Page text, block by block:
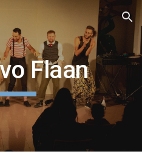
Skip to navigation
Flaan